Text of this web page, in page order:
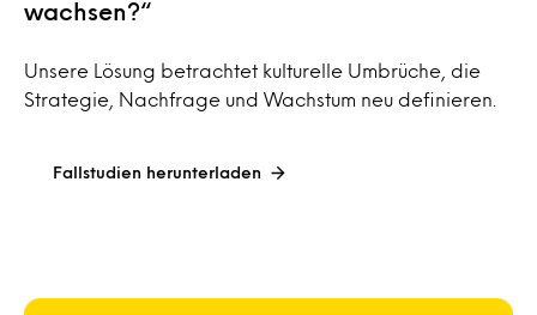
wachsen?“
Unsere Lösung betrachtet kulturelle Umbrüche, die
Strategie, Nachfrage und Wachstum neu definieren.
Fallstudien herunterladen